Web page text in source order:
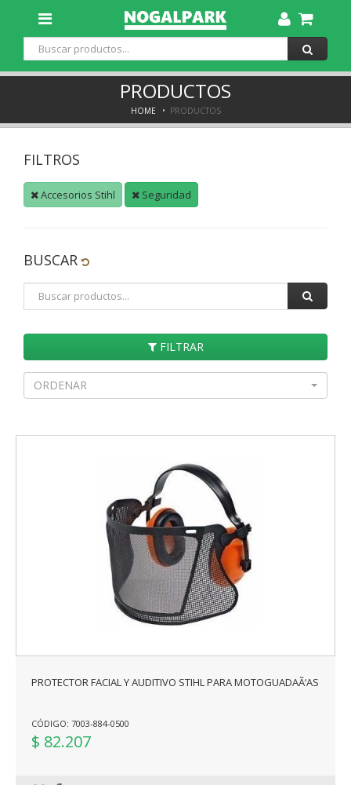
Toggle
Dropdown
PRODUCTOS
HOME PRODUCTOS
FILTROS
Accesorios Stihl Seguridad
BUSCAR
FILTRAR
ORDENAR
PROTECTOR FACIAL Y AUDITIVO STIHL PARA MOTOGUADAÃ‘AS
CÓDIGO: 7003-884-0500
$ 82.207